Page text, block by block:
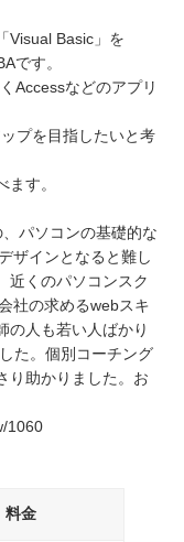
Visual Basic」を
です。
Accessなどのアプリ
プを目指したいと考
す。
パソコンの基礎的な
ザインとなると難し
近くのパソコンスク
社の求めるwebスキ
の人も若い人ばかり
た。個別コーチング
り助かりました。お
1060
料金